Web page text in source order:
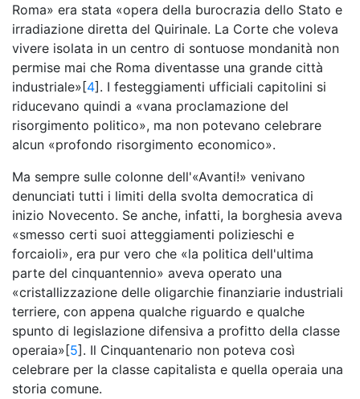
Roma» era stata «opera della burocrazia dello Stato e
irradiazione diretta del Quirinale. La Corte che voleva
vivere isolata in un centro di sontuose mondanità non
permise mai che Roma diventasse una grande città
industriale»[4]. I festeggiamenti ufficiali capitolini si
riducevano quindi a «vana proclamazione del
risorgimento politico», ma non potevano celebrare
alcun «profondo risorgimento economico».
Ma sempre sulle colonne dell'«Avanti!» venivano
denunciati tutti i limiti della svolta democratica di
inizio Novecento. Se anche, infatti, la borghesia aveva
«smesso certi suoi atteggiamenti polizieschi e
forcaioli», era pur vero che «la politica dell'ultima
parte del cinquantennio» aveva operato una
«cristallizzazione delle oligarchie finanziarie industriali
terriere, con appena qualche riguardo e qualche
spunto di legislazione difensiva a profitto della classe
operaia»[5]. Il Cinquantenario non poteva così
celebrare per la classe capitalista e quella operaia una
storia comune.